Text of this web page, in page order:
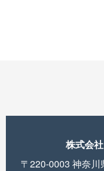
株式会
〒220-0003 神奈